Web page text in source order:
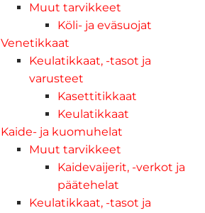
Muut tarvikkeet
Köli- ja eväsuojat
Venetikkaat
Keulatikkaat, -tasot ja
varusteet
Kasettitikkaat
Keulatikkaat
Kaide- ja kuomuhelat
Muut tarvikkeet
Kaidevaijerit, -verkot ja
päätehelat
Keulatikkaat, -tasot ja